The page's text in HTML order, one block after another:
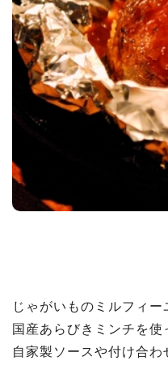
じゃがいものミルフィー
国産あらびきミンチを使
自家製ソースや付け合